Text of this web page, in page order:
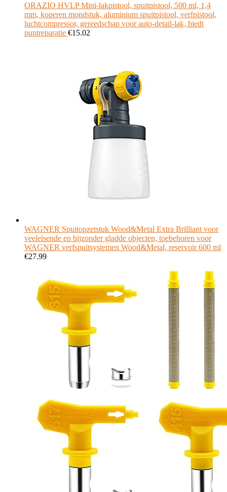
ORAZIO HVLP Mini-lakpistool, spuitpistool, 500 ml, 1,4
mm, koperen mondstuk, aluminium spuitpistool, verfpistool,
luchtcompressor, gereedschap voor auto-detail-lak, biedt
puntreparatie €15.02
WAGNER Spuitopzetstuk Wood&Metal Extra Brilliant voor
veeleisende en bijzonder gladde objecten, toebehoren voor
WAGNER verfspuitsystemen Wood&Metal, reservoir 600 ml
€27.99